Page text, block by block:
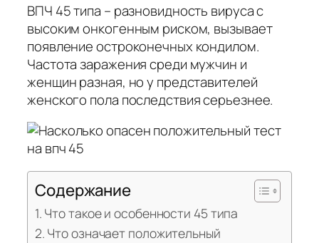
ВПЧ 45 типа – разновидность вируса с
высоким онкогенным риском, вызывает
появление остроконечных кондилом.
Частота заражения среди мужчин и
женщин разная, но у представителей
женского пола последствия серьезнее.
Содержание
Что такое и особенности 45 типа
Что означает положительный